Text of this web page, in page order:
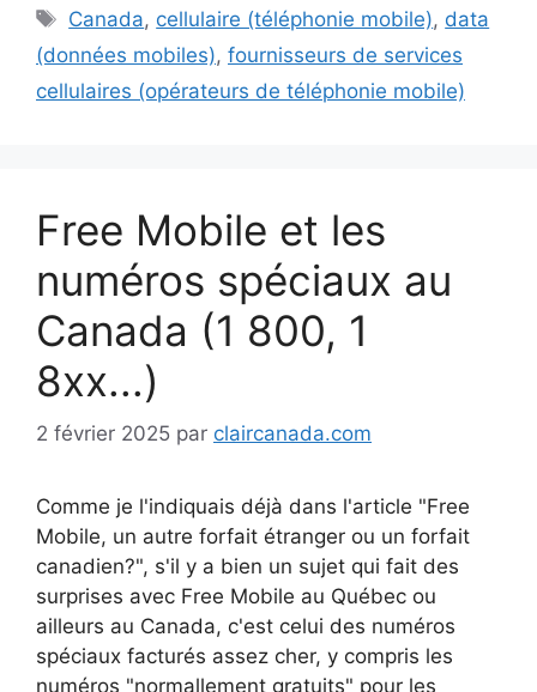
Étiquettes
Canada, cellulaire (téléphonie mobile), data
(données mobiles), fournisseurs de services
cellulaires (opérateurs de téléphonie mobile)
Free Mobile et les
numéros spéciaux au
Canada (1 800, 1
8xx...)
2 février 2025 par claircanada.com
Comme je l'indiquais déjà dans l'article "Free
Mobile, un autre forfait étranger ou un forfait
canadien?", s'il y a bien un sujet qui fait des
surprises avec Free Mobile au Québec ou
ailleurs au Canada, c'est celui des numéros
spéciaux facturés assez cher, y compris les
numéros "normallement gratuits" pour les